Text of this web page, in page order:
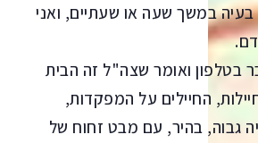
במשך שעה או שעתיים, ואני
בטלפון ואומר שצה"ל זה הבית
החיילים על המפקדות,
גבוה, בהיר, עם מבט זחוח של